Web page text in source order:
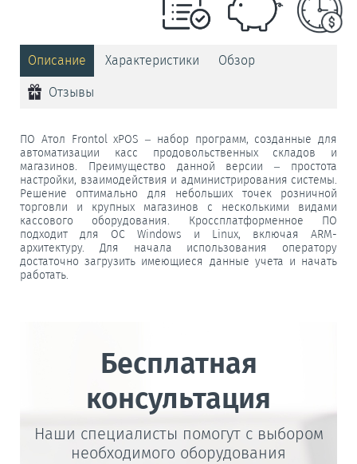
Описание Характеристики Обзор
Отзывы
ПО Атол Frontol xPOS – набор программ, созданные для
автоматизации касс продовольственных складов и
магазинов. Преимущество данной версии – простота
настройки, взаимодействия и администрирования системы.
Решение оптимально для небольших точек розничной
торговли и крупных магазинов с несколькими видами
кассового оборудования. Кроссплатформенное ПО
подходит для ОС Windows и Linux, включая ARM-
архитектуру. Для начала использования оператору
достаточно загрузить имеющиеся данные учета и начать
работать.
Бесплатная
консультация
Наши специалисты помогут с выбором
необходимого оборудования